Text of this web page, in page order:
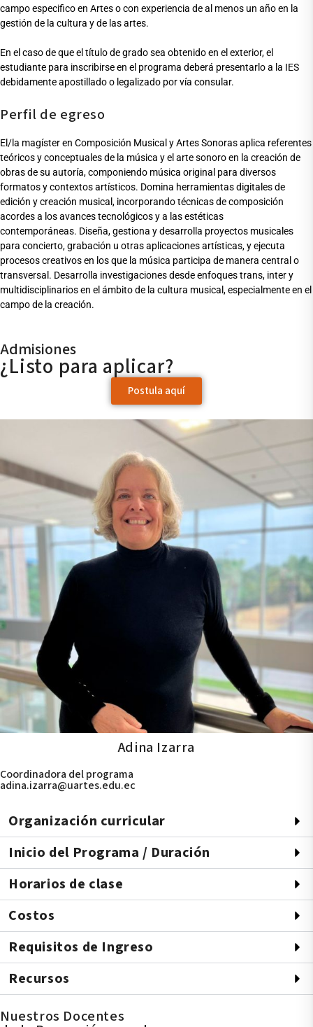
campo especifico en Artes o con experiencia de al menos un año en la
gestión de la cultura y de las artes.
En el caso de que el título de grado sea obtenido en el exterior, el
estudiante para inscribirse en el programa deberá presentarlo a la IES
debidamente apostillado o legalizado por vía consular.
Perfil de egreso
El/la magíster en Composición Musical y Artes Sonoras aplica referentes
teóricos y conceptuales de la música y el arte sonoro en la creación de
obras de su autoría, componiendo música original para diversos
formatos y contextos artísticos. Domina herramientas digitales de
edición y creación musical, incorporando técnicas de composición
acordes a los avances tecnológicos y a las estéticas
contemporáneas. Diseña, gestiona y desarrolla proyectos musicales
para concierto, grabación u otras aplicaciones artísticas, y ejecuta
procesos creativos en los que la música participa de manera central o
transversal. Desarrolla investigaciones desde enfoques trans, inter y
multidisciplinarios en el ámbito de la cultura musical, especialmente en el
campo de la creación.
Admisiones
¿Listo para aplicar?
Postula aquí
Adina Izarra
Coordinadora del programa
adina.izarra@uartes.edu.ec
Organización curricular
Inicio del Programa / Duración
Horarios de clase
Costos
Requisitos de Ingreso
Recursos
Nuestros Docentes